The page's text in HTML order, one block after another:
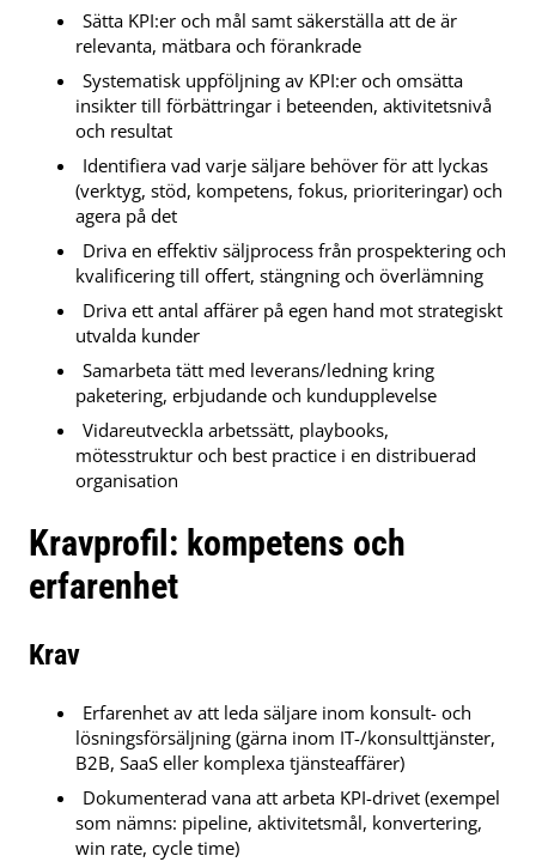
Sätta KPI:er och mål samt säkerställa att de är
relevanta, mätbara och förankrade
Systematisk uppföljning av KPI:er och omsätta
insikter till förbättringar i beteenden, aktivitetsnivå
och resultat
Identifiera vad varje säljare behöver för att lyckas
(verktyg, stöd, kompetens, fokus, prioriteringar) och
agera på det
Driva en effektiv säljprocess från prospektering och
kvalificering till offert, stängning och överlämning
Driva ett antal affärer på egen hand mot strategiskt
utvalda kunder
Samarbeta tätt med leverans/ledning kring
paketering, erbjudande och kundupplevelse
Vidareutveckla arbetssätt, playbooks,
mötesstruktur och best practice i en distribuerad
organisation
Kravprofil: kompetens och
erfarenhet
Krav
Erfarenhet av att leda säljare inom konsult- och
lösningsförsäljning (gärna inom IT-/konsulttjänster,
B2B, SaaS eller komplexa tjänsteaffärer)
Dokumenterad vana att arbeta KPI-drivet (exempel
som nämns: pipeline, aktivitetsmål, konvertering,
win rate, cycle time)